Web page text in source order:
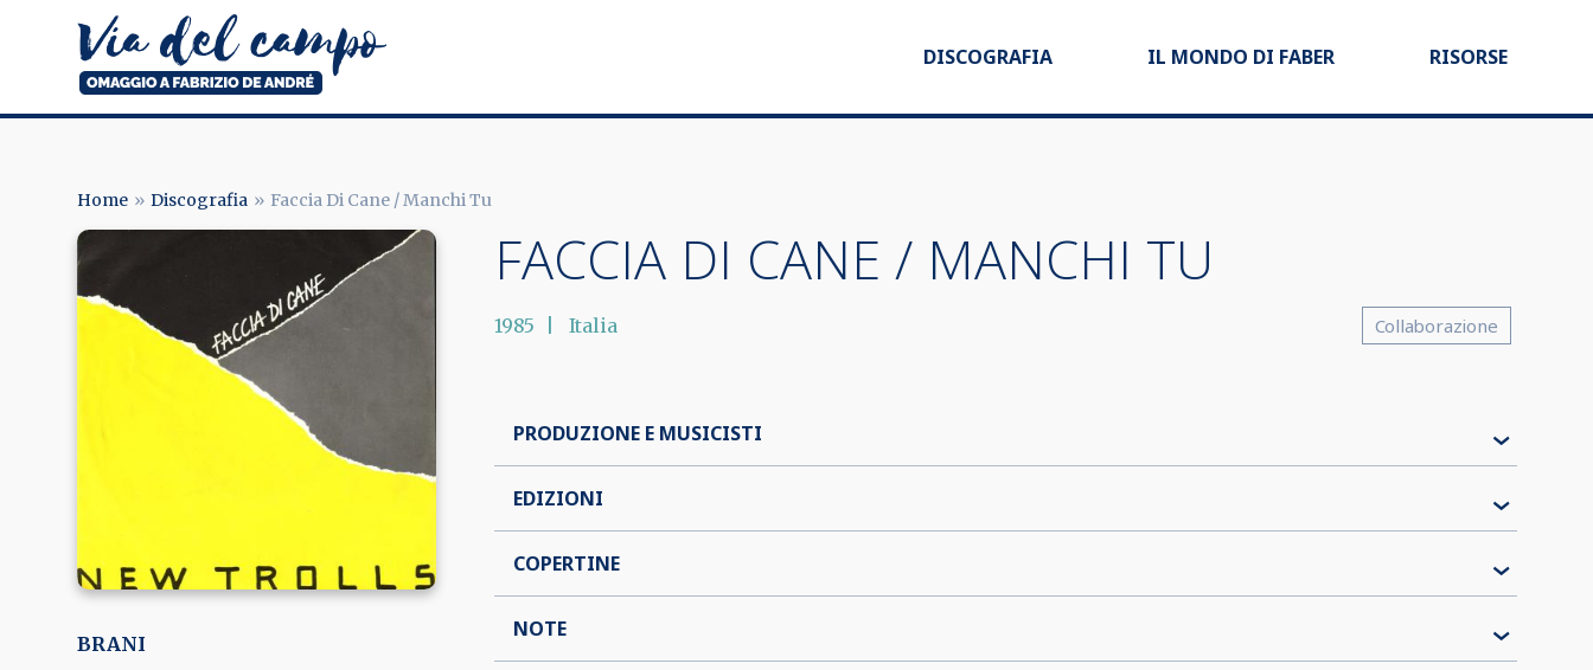
contenuto
principale
Via
campo
DISCOGRAFIA IL MONDO DI FABER RISORSE
BRICIOLE
DI
PANE
Home Discografia Faccia Di Cane / Manchi Tu
Image
BRANI
FACCIA DI CANE / MANCHI TU
1985 Italia Collaborazione
PRODUZIONE E MUSICISTI
EDIZIONI
COPERTINE
NOTE